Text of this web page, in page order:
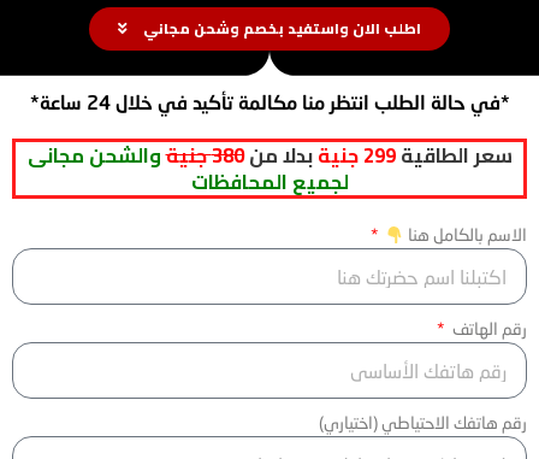
اطلب الان واستفيد بخصم وشحن مجاني
*في حالة الطلب انتظر منا مكالمة تأكيد في خلال 24 ساعة*
سعر الطاقية299 جنية بدلا من380 جنية والشحن مجانى
لجميع المحافظات
الاسم بالكامل هنا
رقم الهاتف
رقم هاتفك الاحتياطي (اختياري)